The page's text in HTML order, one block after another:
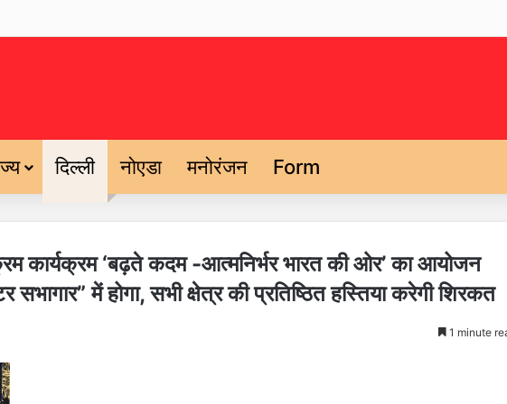
दिल्ली नोएडा मनोरंजन Form
कार्यक्रम ‘बढ़ते कदम -आत्मनिर्भर भारत की ओर’ का आयोजन
में होगा, सभी क्षेत्र की प्रतिष्ठित हस्तिया करेगी शिरकत
1 minute